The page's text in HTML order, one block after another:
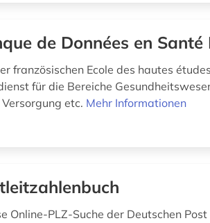
de Données en Santé
französischen Ecole des hautes
für die Bereiche
etc. Mehr Informationen
Online-PLZ-Suche der Deutschen